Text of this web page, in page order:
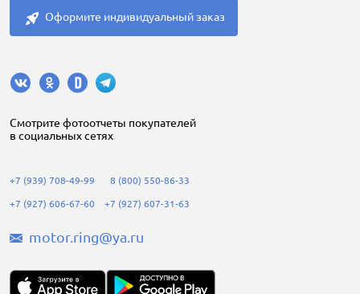
Оформите индивидуальный заказ
Cмотрите фотоотчеты покупателей
в социальных сетях
+7 (939) 708-49-99
+7 (927) 606-67-60
8 (800) 550-86-33
+7 (927) 607-31-63
motor.ring@ya.ru